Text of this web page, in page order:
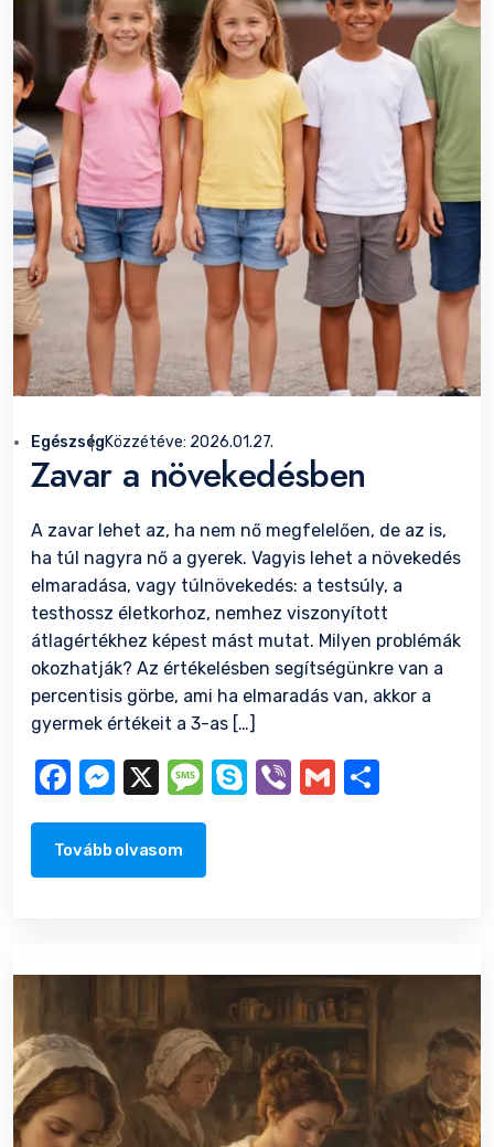
EgészségKözzétéve: 2026.01.27.
Zavar a növekedésben
A zavar lehet az, ha nem nő megfelelően, de az is,
ha túl nagyra nő a gyerek. Vagyis lehet a növekedés
elmaradása, vagy túlnövekedés: a testsúly, a
testhossz életkorhoz, nemhez viszonyított
átlagértékhez képest mást mutat. Milyen problémák
okozhatják? Az értékelésben segítségünkre van a
percentisis görbe, ami ha elmaradás van, akkor a
gyermek értékeit a 3-as […]
Facebook
Messenger
X Message
Skype
ViberGmailOssza
Tovább olvasom